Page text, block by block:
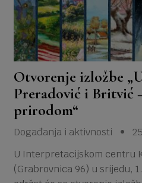
Otvorenje izložbe
Preradović i Britvić
prirodom“
Događanja i aktivnosti •
U Interpretacijskom centru
(Grabrovnica 96) u srijedu,